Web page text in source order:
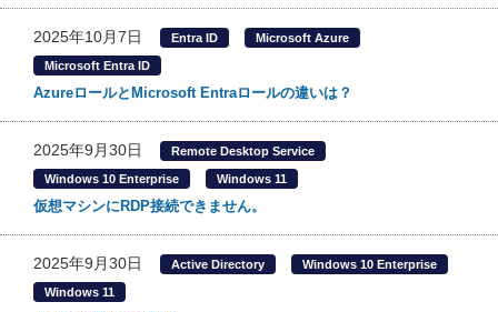
2025年10月7日 Entra ID Microsoft Azure
Microsoft Entra ID
AzureロールとMicrosoft Entraロールの違いは？
2025年9月30日 Remote Desktop Service
Windows 10 Enterprise Windows 11
仮想マシンにRDP接続できません。
2025年9月30日 Active Directory Windows 10 Enterprise
Windows 11